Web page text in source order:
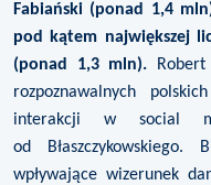
Fabiański (ponad 1,4
pod kątem największej
(ponad 1,3 mln).
rozpoznawalnych
interakcji w social
od
wpływające wizerunek